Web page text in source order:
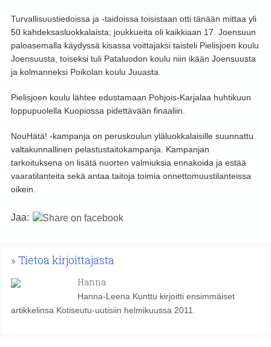
Turvallisuustiedoissa ja -taidoissa toisistaan otti tänään mittaa yli
50 kahdeksasluokkalaista; joukkueita oli kaikkiaan 17. Joensuun
paloasemalla käydyssä kisassa voittajaksi taisteli Pielisjoen koulu
Joensuusta, toiseksi tuli Pataluodon koulu niin ikään Joensuusta
ja kolmanneksi Poikolan koulu Juuasta.
Pielisjoen koulu lähtee edustamaan Pohjois-Karjalaa huhtikuun
loppupuolella Kuopiossa pidettävään finaaliin.
NouHätä! -kampanja on peruskoulun yläluokkalaisille suunnattu
valtakunnallinen pelastustaitokampanja. Kampanjan
tarkoituksena on lisätä nuorten valmiuksia ennakoida ja estää
vaaratilanteita sekä antaa taitoja toimia onnettomuustilanteissa
oikein.
Jaa:
Tietoa kirjoittajasta
Hanna
Hanna-Leena Kunttu kirjoitti ensimmäiset
artikkelinsa Kotiseutu-uutisiin helmikuussa 2011.